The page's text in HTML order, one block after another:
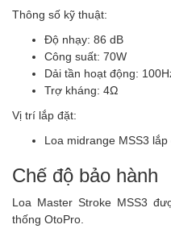
Thông số kỹ thuật:
Độ nhạy: 86 dB
Công suất: 70W
Dải tần hoạt động:
Trợ kháng: 4Ω
Vị trí lắp đặt:
Loa midrange MSS3 lắp
Chế độ bảo hành
Loa Master Stroke MSS3
thống OtoPro.